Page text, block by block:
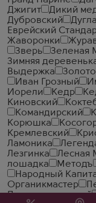
Джигит
Дикий
Дубровский
Еврейский
Жаворонки
Зверь
Зеленая
Зимняя
Выдержка
Иван Грозный
Иорели
Кедр
Киновский
Командирский
Корюшка
Кремлевский
Ламоника
Лезгинка
Лесная
лошадка
Методъ
Народный
Органикмастер
Поздравительный